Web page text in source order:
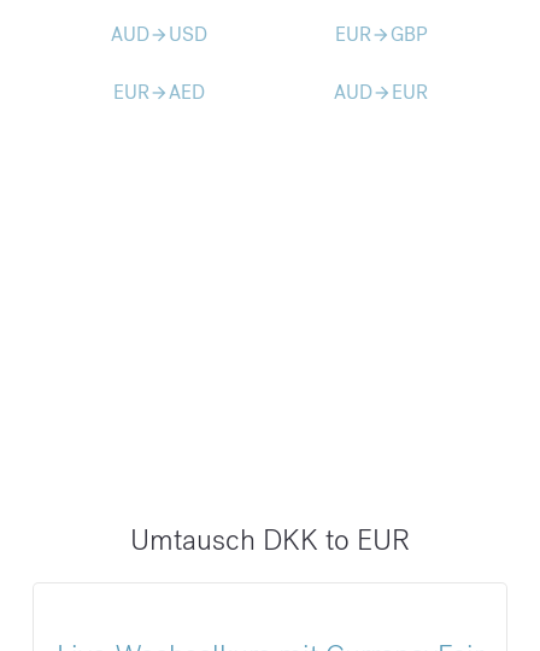
AUDarrow_forward USD EURarrow_forward GBP
EURarrow_forwardAED AUDarrow_forward EUR
Umtausch DKK to EUR